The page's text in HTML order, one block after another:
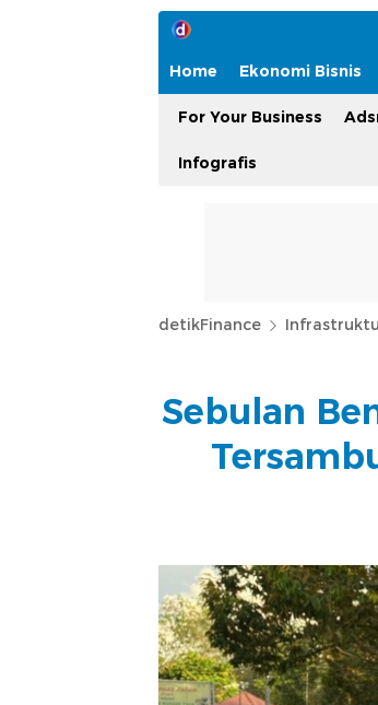
Home Ekonomi Bisnis
For Your Business
Infografis
detikFinance
Sebulan